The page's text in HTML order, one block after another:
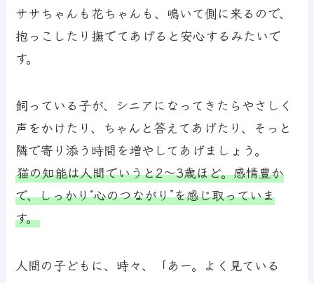
ササちゃんも花ちゃんも、鳴いて側に来るので、
抱っこしたり撫でてあげると安心するみたいで
す。
飼っている子が、シニアになってきたらやさしく
声をかけたり、ちゃんと答えてあげたり、そっと
隣で寄り添う時間を増やしてあげましょう。
猫の知能は人間でいうと2〜3歳ほど。感情豊か
で、しっかり“心のつながり”を感じ取っていま
す。
人間の子どもに、時々、「あー。よく見ている